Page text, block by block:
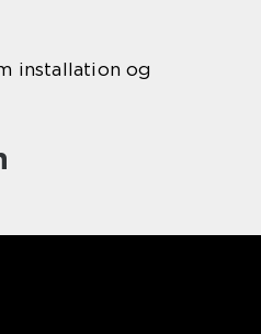
installation og